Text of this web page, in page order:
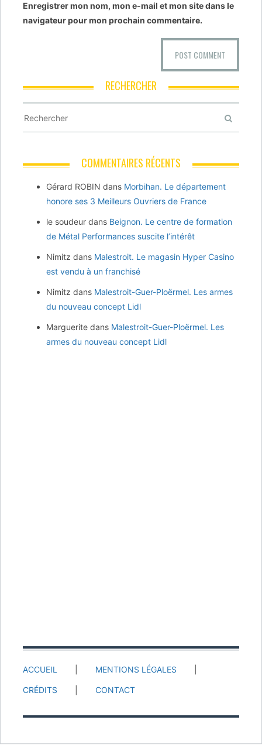
Enregistrer mon nom, mon e-mail et mon site dans le
navigateur pour mon prochain commentaire.
RECHERCHER
COMMENTAIRES RÉCENTS
Gérard ROBIN dans Morbihan. Le département
honore ses 3 Meilleurs Ouvriers de France
le soudeur dans Beignon. Le centre de formation
de Métal Performances suscite l’intérêt
Nimitz dans Malestroit. Le magasin Hyper Casino
est vendu à un franchisé
Nimitz dans Malestroit-Guer-Ploërmel. Les armes
du nouveau concept Lidl
Marguerite dans Malestroit-Guer-Ploërmel. Les
armes du nouveau concept Lidl
ACCUEIL MENTIONS LÉGALES
CRÉDITS CONTACT